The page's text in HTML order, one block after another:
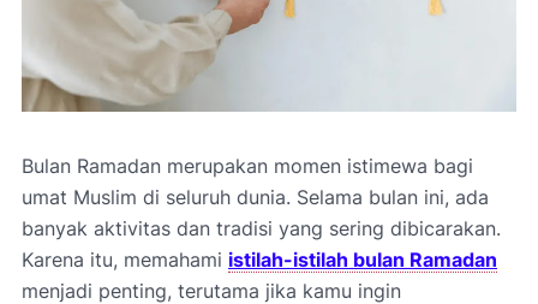
Bulan Ramadan merupakan momen istimewa bagi
umat Muslim di seluruh dunia. Selama bulan ini, ada
banyak aktivitas dan tradisi yang sering dibicarakan.
Karena itu, memahami istilah-istilah bulan Ramadan
menjadi penting, terutama jika kamu ingin